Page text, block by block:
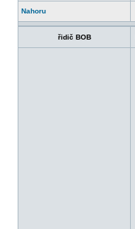
Nahoru
řidič BOB